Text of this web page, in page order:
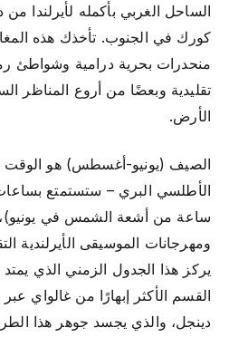
الساحل الغربي بأكمله لأيرلندا
كورك في الجنوب. تأخذك هذه
منحدرات بحرية درامية وشواطئ
تقليدية وبعضًا من أروع المناظر
الأرض.
الصيف (يونيو-أغسطس) هو الوقت
ساعة من أشعة الشمس في يونيو)،
ومهرجانات الموسيقى الأيرلندية
القسم الأكثر إبهارًا من غالواي
دينجل، والذي يجسد جوهر هذا